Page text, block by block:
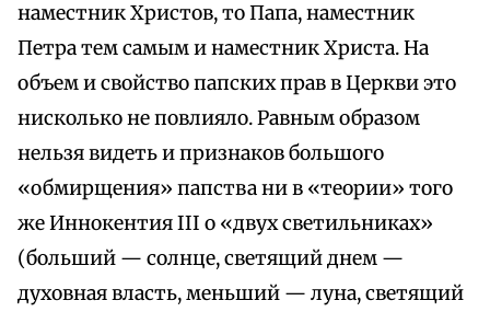
наместник Христов, то Папа, наместник
Петра тем самым и наместник Христа. На
объем и свойство папских прав в Церкви это
нисколько не повлияло. Равным образом
нельзя видеть и признаков большого
«обмирщения» папства ни в «теории» того
же Иннокентия III о «двух светильниках»
(больший — солнце, светящий днем —
духовная власть, меньший — луна, светящий